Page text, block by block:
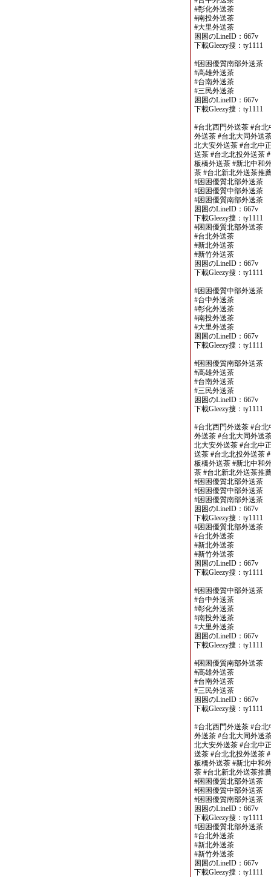
#彰化外送茶
#南投外送茶
#大里外送茶
困困のLineID：667v
下載Gleezy搜：ty1111
#困困優質南部外送茶
#高雄外送茶
#台南外送茶
#三民外送茶
困困のLineID：667v
下載Gleezy搜：ty1111
#台北西門外送茶 #台
外送茶 #台北大同外送
北大安外送茶 #台北中
送茶 #台北北投外送茶
板橋外送茶 #新北中和
茶 #台北新北外送茶推
#困困優質北部外送茶
#困困優質中部外送茶
#困困優質南部外送茶
困困のLineID：667v
下載Gleezy搜：ty1111
#困困優質北部外送茶
#台北外送茶
#新北外送茶
#新竹外送茶
困困のLineID：667v
下載Gleezy搜：ty1111
#困困優質中部外送茶
#台中外送茶
#彰化外送茶
#南投外送茶
#大里外送茶
困困のLineID：667v
下載Gleezy搜：ty1111
#困困優質南部外送茶
#高雄外送茶
#台南外送茶
#三民外送茶
困困のLineID：667v
下載Gleezy搜：ty1111
#台北西門外送茶 #台
外送茶 #台北大同外送
北大安外送茶 #台北中
送茶 #台北北投外送茶
板橋外送茶 #新北中和
茶 #台北新北外送茶推
#困困優質北部外送茶
#困困優質中部外送茶
#困困優質南部外送茶
困困のLineID：667v
下載Gleezy搜：ty1111
#困困優質北部外送茶
#台北外送茶
#新北外送茶
#新竹外送茶
困困のLineID：667v
下載Gleezy搜：ty1111
#困困優質中部外送茶
#台中外送茶
#彰化外送茶
#南投外送茶
#大里外送茶
困困のLineID：667v
下載Gleezy搜：ty1111
#困困優質南部外送茶
#高雄外送茶
#台南外送茶
#三民外送茶
困困のLineID：667v
下載Gleezy搜：ty1111
#台北西門外送茶 #台
外送茶 #台北大同外送
北大安外送茶 #台北中
送茶 #台北北投外送茶
板橋外送茶 #新北中和
茶 #台北新北外送茶推
#困困優質北部外送茶
#困困優質中部外送茶
#困困優質南部外送茶
困困のLineID：667v
下載Gleezy搜：ty1111
#困困優質北部外送茶
#台北外送茶
#新北外送茶
#新竹外送茶
困困のLineID：667v
下載Gleezy搜：ty1111